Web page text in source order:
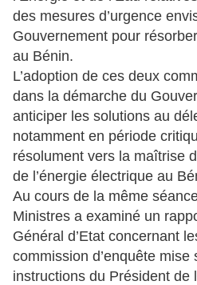
des mesures d’urgence
Gouvernement pour
au Bénin.
L’adoption de ces deux
dans la démarche du
anticiper les solutions au
notamment en période
résolument vers la maîtrise
de l’énergie électrique au
Au cours de la même
Ministres a examiné un
Général d’Etat concernant
commission d’enquête mise
instructions du Président de